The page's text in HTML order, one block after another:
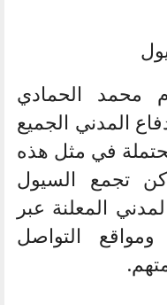
محمد الحمادي
المدني الجميع
في مثل هذه
تجمع السيول
المعلنة عبر
ومواقع التواصل